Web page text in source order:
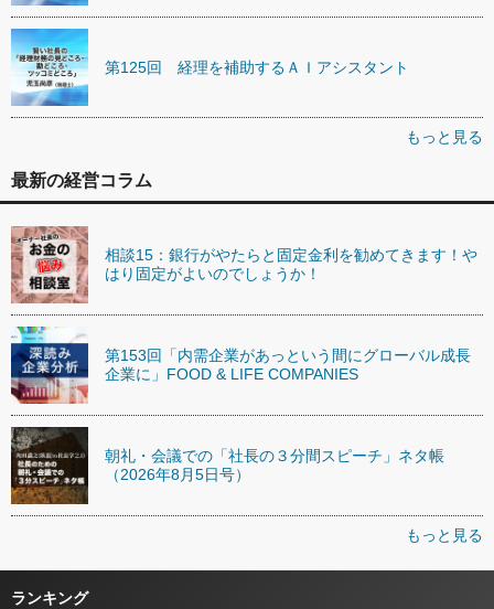
第125回 経理を補助するＡＩアシスタント
もっと見る
最新の経営コラム
相談15：銀行がやたらと固定金利を勧めてきます！や
はり固定がよいのでしょうか！
第153回「内需企業があっという間にグローバル成長
企業に」FOOD & LIFE COMPANIES
朝礼・会議での「社長の３分間スピーチ」ネタ帳
（2026年8月5日号）
もっと見る
ランキング